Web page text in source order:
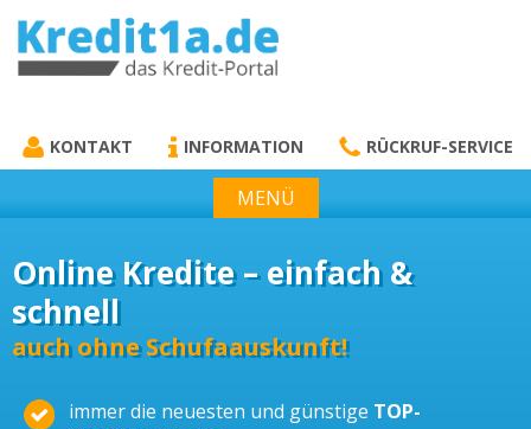
KREDIT1A.DE
KONTAKT INFORMATION RÜCKRUF-SERVICE
MENÜ
Online Kredite – einfach &
schnell
auch ohne Schufaauskunft!
immer die neuesten und günstige TOP-